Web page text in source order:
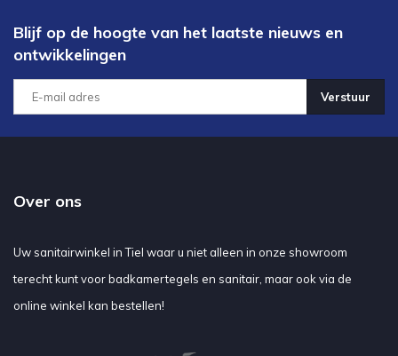
Ligbaden, hoekbaden, bubbelbaden
overal en door heel Nederland!
Blijf op de hoogte van het laatste nieuws en
ontwikkelingen
Verstuur
Over ons
Uw sanitairwinkel in Tiel waar u niet alleen in onze showroom
terecht kunt voor badkamertegels en sanitair, maar ook via de
online winkel kan bestellen!